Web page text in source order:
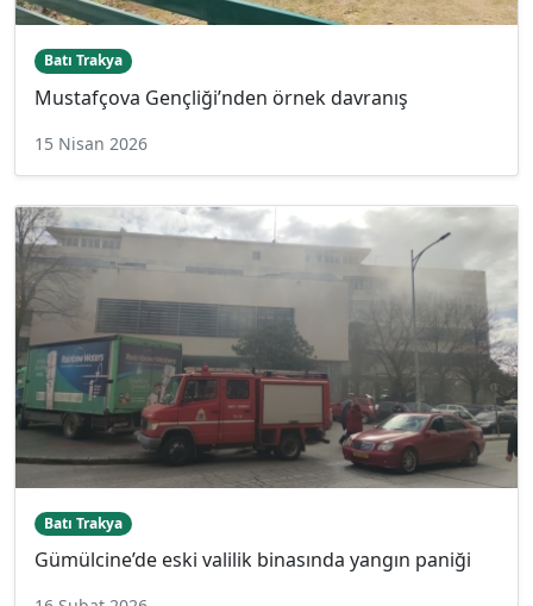
Batı Trakya
Mustafçova Gençliği’nden örnek davranış
15 Nisan 2026
Batı Trakya
Gümülcine’de eski valilik binasında yangın paniği